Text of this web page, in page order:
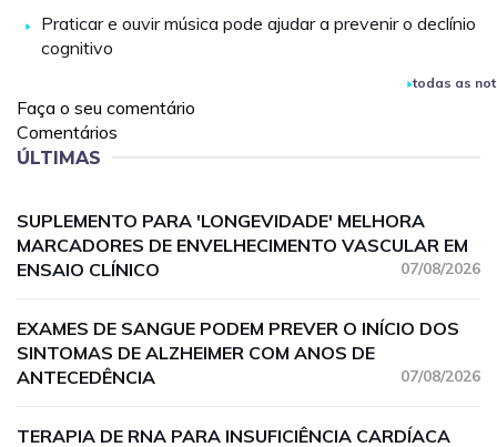
Praticar e ouvir música pode ajudar a prevenir o declínio
cognitivo
todas as
Faça o seu comentário
Comentários
ÚLTIMAS
SUPLEMENTO PARA 'LONGEVIDADE' MELHORA
MARCADORES DE ENVELHECIMENTO VASCULAR EM
ENSAIO CLÍNICO
07/08/2026
EXAMES DE SANGUE PODEM PREVER O INÍCIO DOS
SINTOMAS DE ALZHEIMER COM ANOS DE
ANTECEDÊNCIA
07/08/2026
TERAPIA DE RNA PARA INSUFICIÊNCIA CARDÍACA